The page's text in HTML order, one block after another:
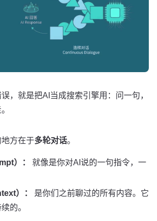
，就是把AI当成搜索引擎用：问一句，
方在于多轮对话。
）：
就像是你对AI说的一句指令，一
）：
是你们之前聊过的所有内容。它
的。